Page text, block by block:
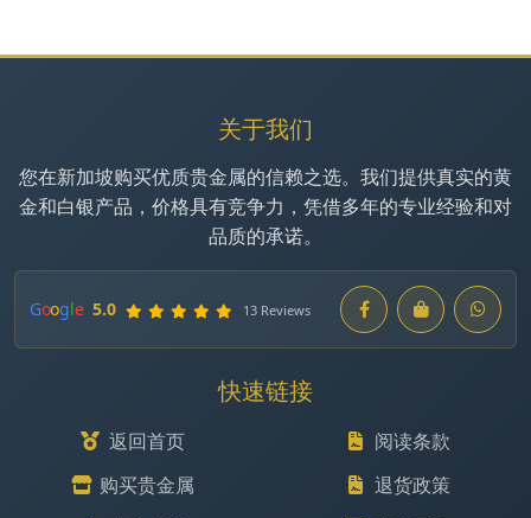
关于我们
您在新加坡购买优质贵金属的信赖之选。我们提供真实的黄
金和白银产品，价格具有竞争力，凭借多年的专业经验和对
品质的承诺。
Google 5.0 13 Reviews
快速链接
返回首页
购买贵金属
阅读条款
退货政策